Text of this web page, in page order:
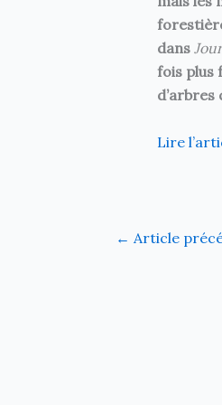
dans
fois plus
d’arbres
Lire
← Article